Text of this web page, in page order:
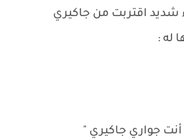
شديد اقتربت من جاكيري
له :
أنت جواري جاكيري "